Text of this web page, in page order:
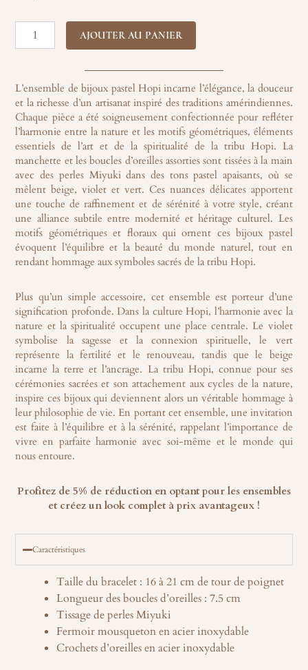
en
perles
miyuki
-
AJOUTER AU PANIER
L’ensemble de bijoux pastel Hopi incarne l’élégance, la douceur
et la richesse d’un artisanat inspiré des traditions amérindiennes.
Chaque pièce a été soigneusement confectionnée pour refléter
l’harmonie entre la nature et les motifs géométriques, éléments
essentiels de l’art et de la spiritualité de la tribu Hopi. La
manchette et les boucles d’oreilles assorties sont tissées à la main
avec des perles Miyuki dans des tons pastel apaisants, où se
mêlent beige, violet et vert. Ces nuances délicates apportent
une touche de raffinement et de sérénité à votre style, créant
une alliance subtile entre modernité et héritage culturel. Les
motifs géométriques et floraux qui ornent ces bijoux pastel
évoquent l’équilibre et la beauté du monde naturel, tout en
rendant hommage aux symboles sacrés de la tribu Hopi.
Plus qu’un simple accessoire, cet ensemble est porteur d’une
signification profonde. Dans la culture Hopi, l’harmonie avec la
nature et la spiritualité occupent une place centrale. Le violet
symbolise la sagesse et la connexion spirituelle, le vert
représente la fertilité et le renouveau, tandis que le beige
incarne la terre et l’ancrage. La tribu Hopi, connue pour ses
cérémonies sacrées et son attachement aux cycles de la nature,
inspire ces bijoux qui deviennent alors un véritable hommage à
leur philosophie de vie. En portant cet ensemble, une invitation
est faite à l’équilibre et à la sérénité, rappelant l’importance de
vivre en parfaite harmonie avec soi-même et le monde qui
nous entoure.
Profitez de 5% de réduction en optant pour les ensembles
et créez un look complet à prix avantageux !
Caractéristiques
Taille du bracelet : 16 à 21 cm de tour de poignet
Longueur des boucles d’oreilles : 7.5 cm
Tissage de perles Miyuki
Fermoir mousqueton en acier inoxydable
Crochets d’oreilles en acier inoxydable